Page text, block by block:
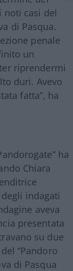
noti casi del
di Pasqua.
penale
un
riprendermi
duri. Avevo
fatta”, ha
ha
Chiara
indagati
aveva
presentata
su due
“Pandoro
di Pasqua